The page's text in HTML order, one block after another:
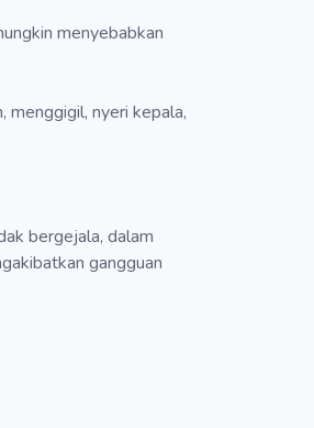
menyebabkan
menggigil, nyeri kepala,
bergejala, dalam
gangguan